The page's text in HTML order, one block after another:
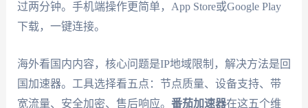
过两分钟。手机端操作更简单，App Store或Google Play
下载，一键连接。
海外看国内内容，核心问题是IP地域限制，解决方法是回
国加速器。工具选择看五点：节点质量、设备支持、带
宽流量、安全加密、售后响应。 番茄加速器在这五个维